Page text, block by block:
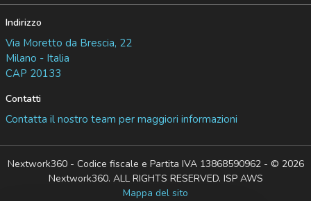
Indirizzo
Via Moretto da Brescia, 22
Milano - Italia
CAP 20133
Contatti
Contatta il nostro team per maggiori informazioni
Nextwork360 - Codice fiscale e Partita IVA 13868590962 - © 2026
Nextwork360. ALL RIGHTS RESERVED. ISP AWS
Mappa del sito